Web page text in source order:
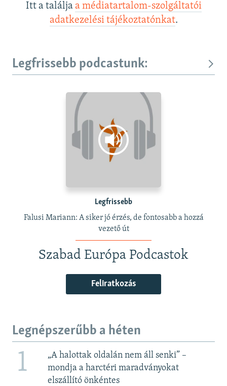
Itt a találja a médiatartalom-szolgáltatói
adatkezelési tájékoztatónkat.
Legfrissebb podcastunk:
Legfrissebb
Falusi Mariann: A siker jó érzés, de fontosabb a hozzá
vezető út
Szabad Európa Podcastok
Feliratkozás
Legnépszerűbb a héten
1
„A halottak oldalán nem áll senki” –
mondja a harctéri maradványokat
elszállító önkéntes